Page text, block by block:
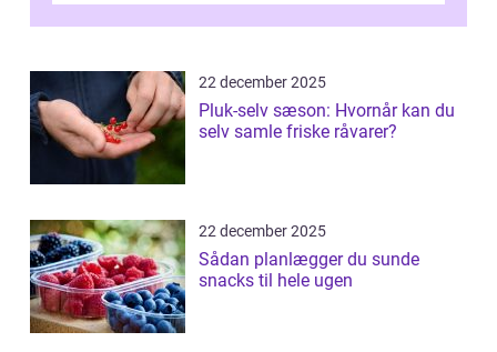
22 december 2025
Pluk-selv sæson: Hvornår kan du
selv samle friske råvarer?
22 december 2025
Sådan planlægger du sunde
snacks til hele ugen